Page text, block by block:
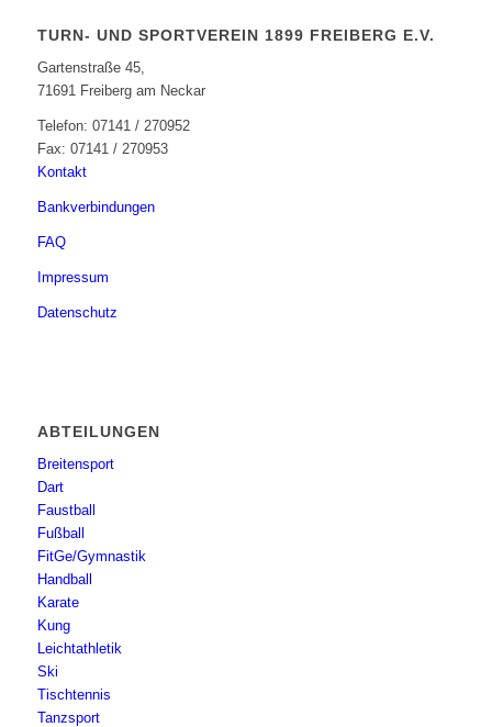
TURN- UND SPORTVEREIN 1899 FREIBERG E.V.
Gartenstraße 45,
71691 Freiberg am Neckar
Telefon: 07141 / 270952
Fax: 07141 / 270953
Kontakt
Bankverbindungen
FAQ
Impressum
Datenschutz
ABTEILUNGEN
Breitensport
Dart
Faustball
Fußball
FitGe/Gymnastik
Handball
Karate
Kung
Leichtathletik
Ski
Tischtennis
Tanzsport